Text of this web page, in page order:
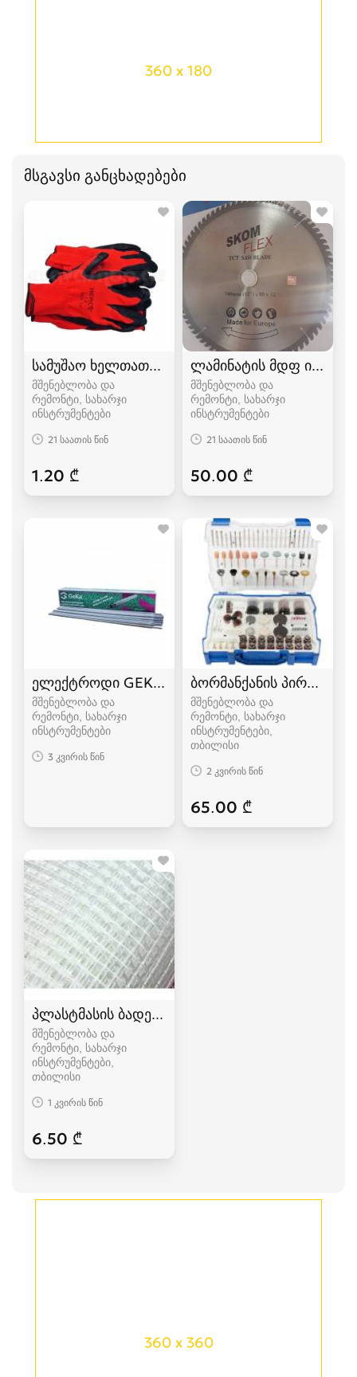
360 x 180
მსგავსი განცხადებები
სამუშაო ხელთათმანი
მშენებლობა და
რემონტი, სახარჯი
ინსტრუმენტები
21 საათის წინ
1.20 ₾
ლამინატის მდფ ის
მშენებლობა და
რემონტი, სახარჯი
ინსტრუმენტები
21 საათის წინ
50.00 ₾
ელექტროდი GEKA საბითუმო
მშენებლობა და
რემონტი, სახარჯი
ინსტრუმენტები
3 კვირის წინ
ბორმანქანის პირების
მშენებლობა და
რემონტი, სახარჯი
ინსტრუმენტები
თბილისი
2 კვირის წინ
65.00 ₾
პლასტმასის ბადე 1.2მx30მ
მშენებლობა და
რემონტი, სახარჯი
ინსტრუმენტები
თბილისი
1 კვირის წინ
6.50 ₾
360 x 360